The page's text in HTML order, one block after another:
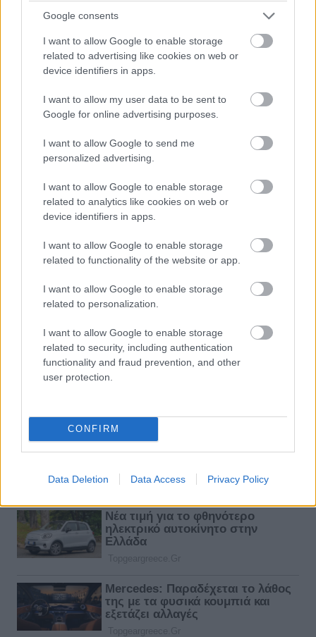
Google consents
I want to allow Google to enable storage
related to advertising like cookies on web or
device identifiers in apps.
I want to allow my user data to be sent to
Google for online advertising purposes.
I want to allow Google to send me
personalized advertising.
I want to allow Google to enable storage
related to analytics like cookies on web or
device identifiers in apps.
I want to allow Google to enable storage
related to functionality of the website or app.
I want to allow Google to enable storage
related to personalization.
I want to allow Google to enable storage
related to security, including authentication
functionality and fraud prevention, and other
user protection.
CONFIRM
Data Deletion Data Access Privacy Policy